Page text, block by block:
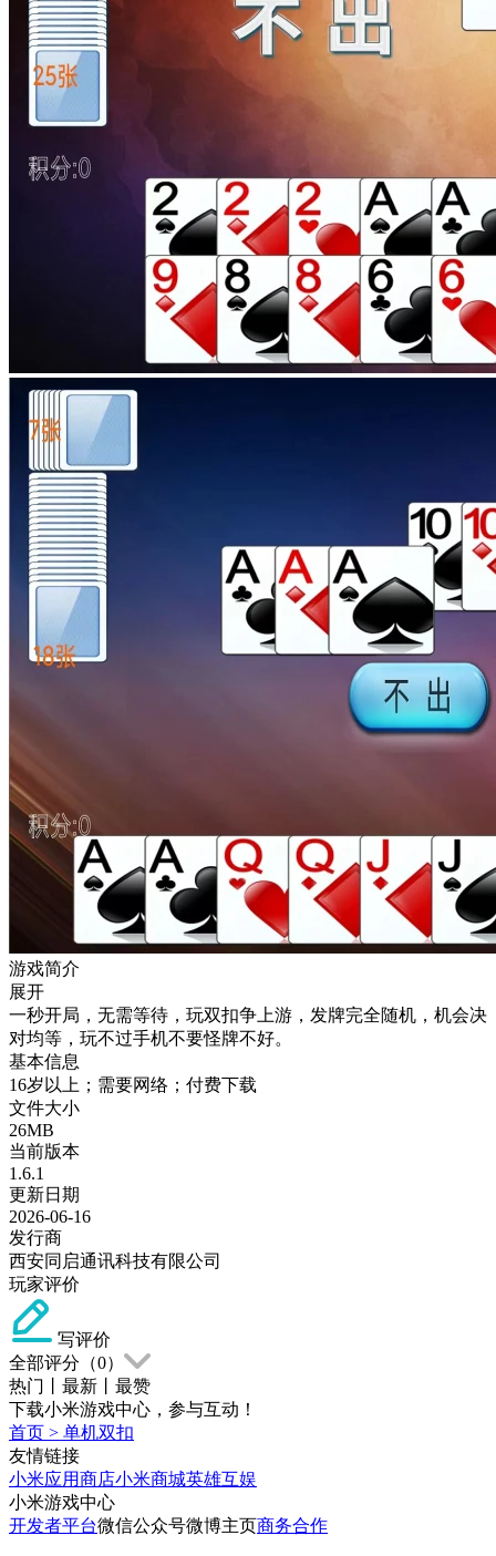
游戏简介
展开
一秒开局，无需等待，玩双扣争上游，发牌完全随机，机会决
对均等，玩不过手机不要怪牌不好。
基本信息
16岁以上；需要网络；付费下载
文件大小
26MB
当前版本
1.6.1
更新日期
2026-06-16
发行商
西安同启通讯科技有限公司
玩家评价
写评价
全部评分（0）
热门
最新
最赞
下载小米游戏中心，参与互动！
首页 > 单机双扣
友情链接
小米应用商店小米商城英雄互娱
小米游戏中心
开发者平台微信公众号微博主页商务合作